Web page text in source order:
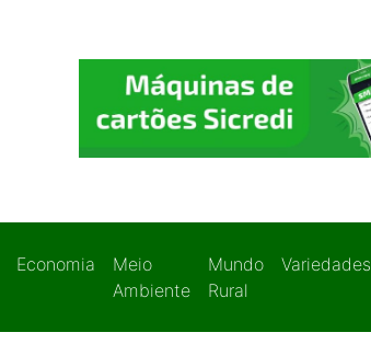
Economia
Meio
Ambiente
Mundo
Rural
Variedades